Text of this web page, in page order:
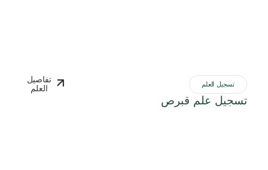
تسجيل العلم
تسجيل علم قبرص
تفاصيل
العلم